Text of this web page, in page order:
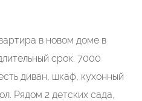
в новом доме в
срок. 7000
диван, шкаф, кухонный
Рядом 2 детских сада,